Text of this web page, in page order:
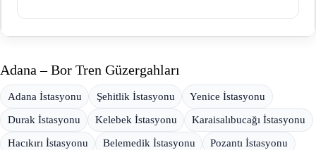
Adana – Bor Tren Güzergahları
Adana İstasyonu Şehitlik İstasyonu Yenice İstasyonu
Durak İstasyonu Kelebek İstasyonu Karaisalıbucağı İstasyonu
Hacıkırı İstasyonu Belemedik İstasyonu Pozantı İstasyonu